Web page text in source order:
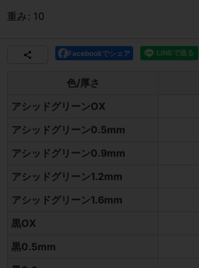
重み: 10
Facebookでシェア
色/厚さ
アシッドグリーンOX
アシッドグリーン0.5mm
アシッドグリーン0.9mm
アシッドグリーン1.2mm
アシッドグリーン1.6mm
黒OX
黒0.5mm